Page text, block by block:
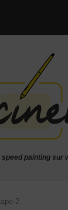
painting sur
2